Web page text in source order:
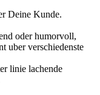
Deine Kunde.
oder humorvoll,
uber verschiedenste
linie lachende